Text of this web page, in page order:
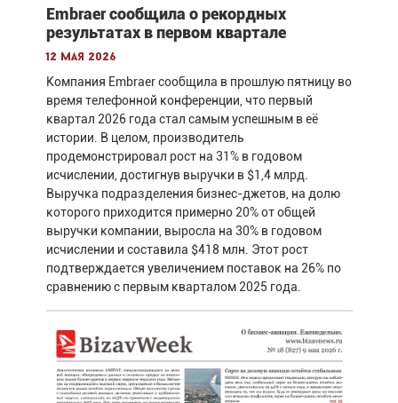
Embraer сообщила о рекордных
результатах в первом квартале
12 мая 2026
Компания Embraer сообщила в прошлую пятницу во
время телефонной конференции, что первый
квартал 2026 года стал самым успешным в её
истории. В целом, производитель
продемонстрировал рост на 31% в годовом
исчислении, достигнув выручки в $1,4 млрд.
Выручка подразделения бизнес-джетов, на долю
которого приходится примерно 20% от общей
выручки компании, выросла на 30% в годовом
исчислении и составила $418 млн. Этот рост
подтверждается увеличением поставок на 26% по
сравнению с первым кварталом 2025 года.